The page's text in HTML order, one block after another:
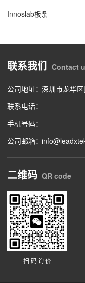
Innoslab板条
联系我们 Contact
公司地址：深圳市龙华
联系电话：
手机号码：
公司邮箱：
二维码 QR code
扫 码 询 价